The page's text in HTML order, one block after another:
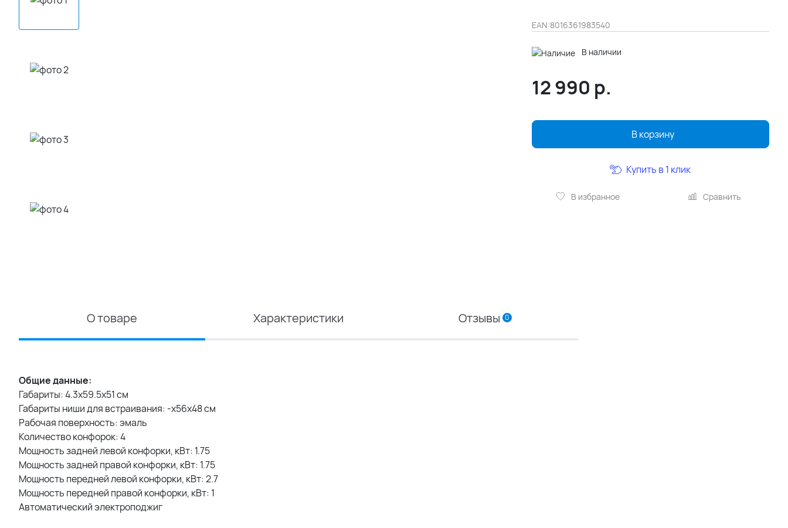
EAN:8016361983540
В наличии
12 990 р.
В корзину
В избранное Сравнить
Купить в 1 клик
О товаре Характеристики Отзывы 0
Общие данные:
Габариты: 4.3x59.5x51 см
Габариты ниши для встраивания: -х56х48 см
Рабочая поверхность: эмаль
Количество конфорок: 4
Мощность задней левой конфорки, кВт: 1.75
Мощность задней правой конфорки, кВт: 1.75
Мощность передней левой конфорки, кВт: 2.7
Мощность передней правой конфорки, кВт: 1
Автоматический электроподжиг